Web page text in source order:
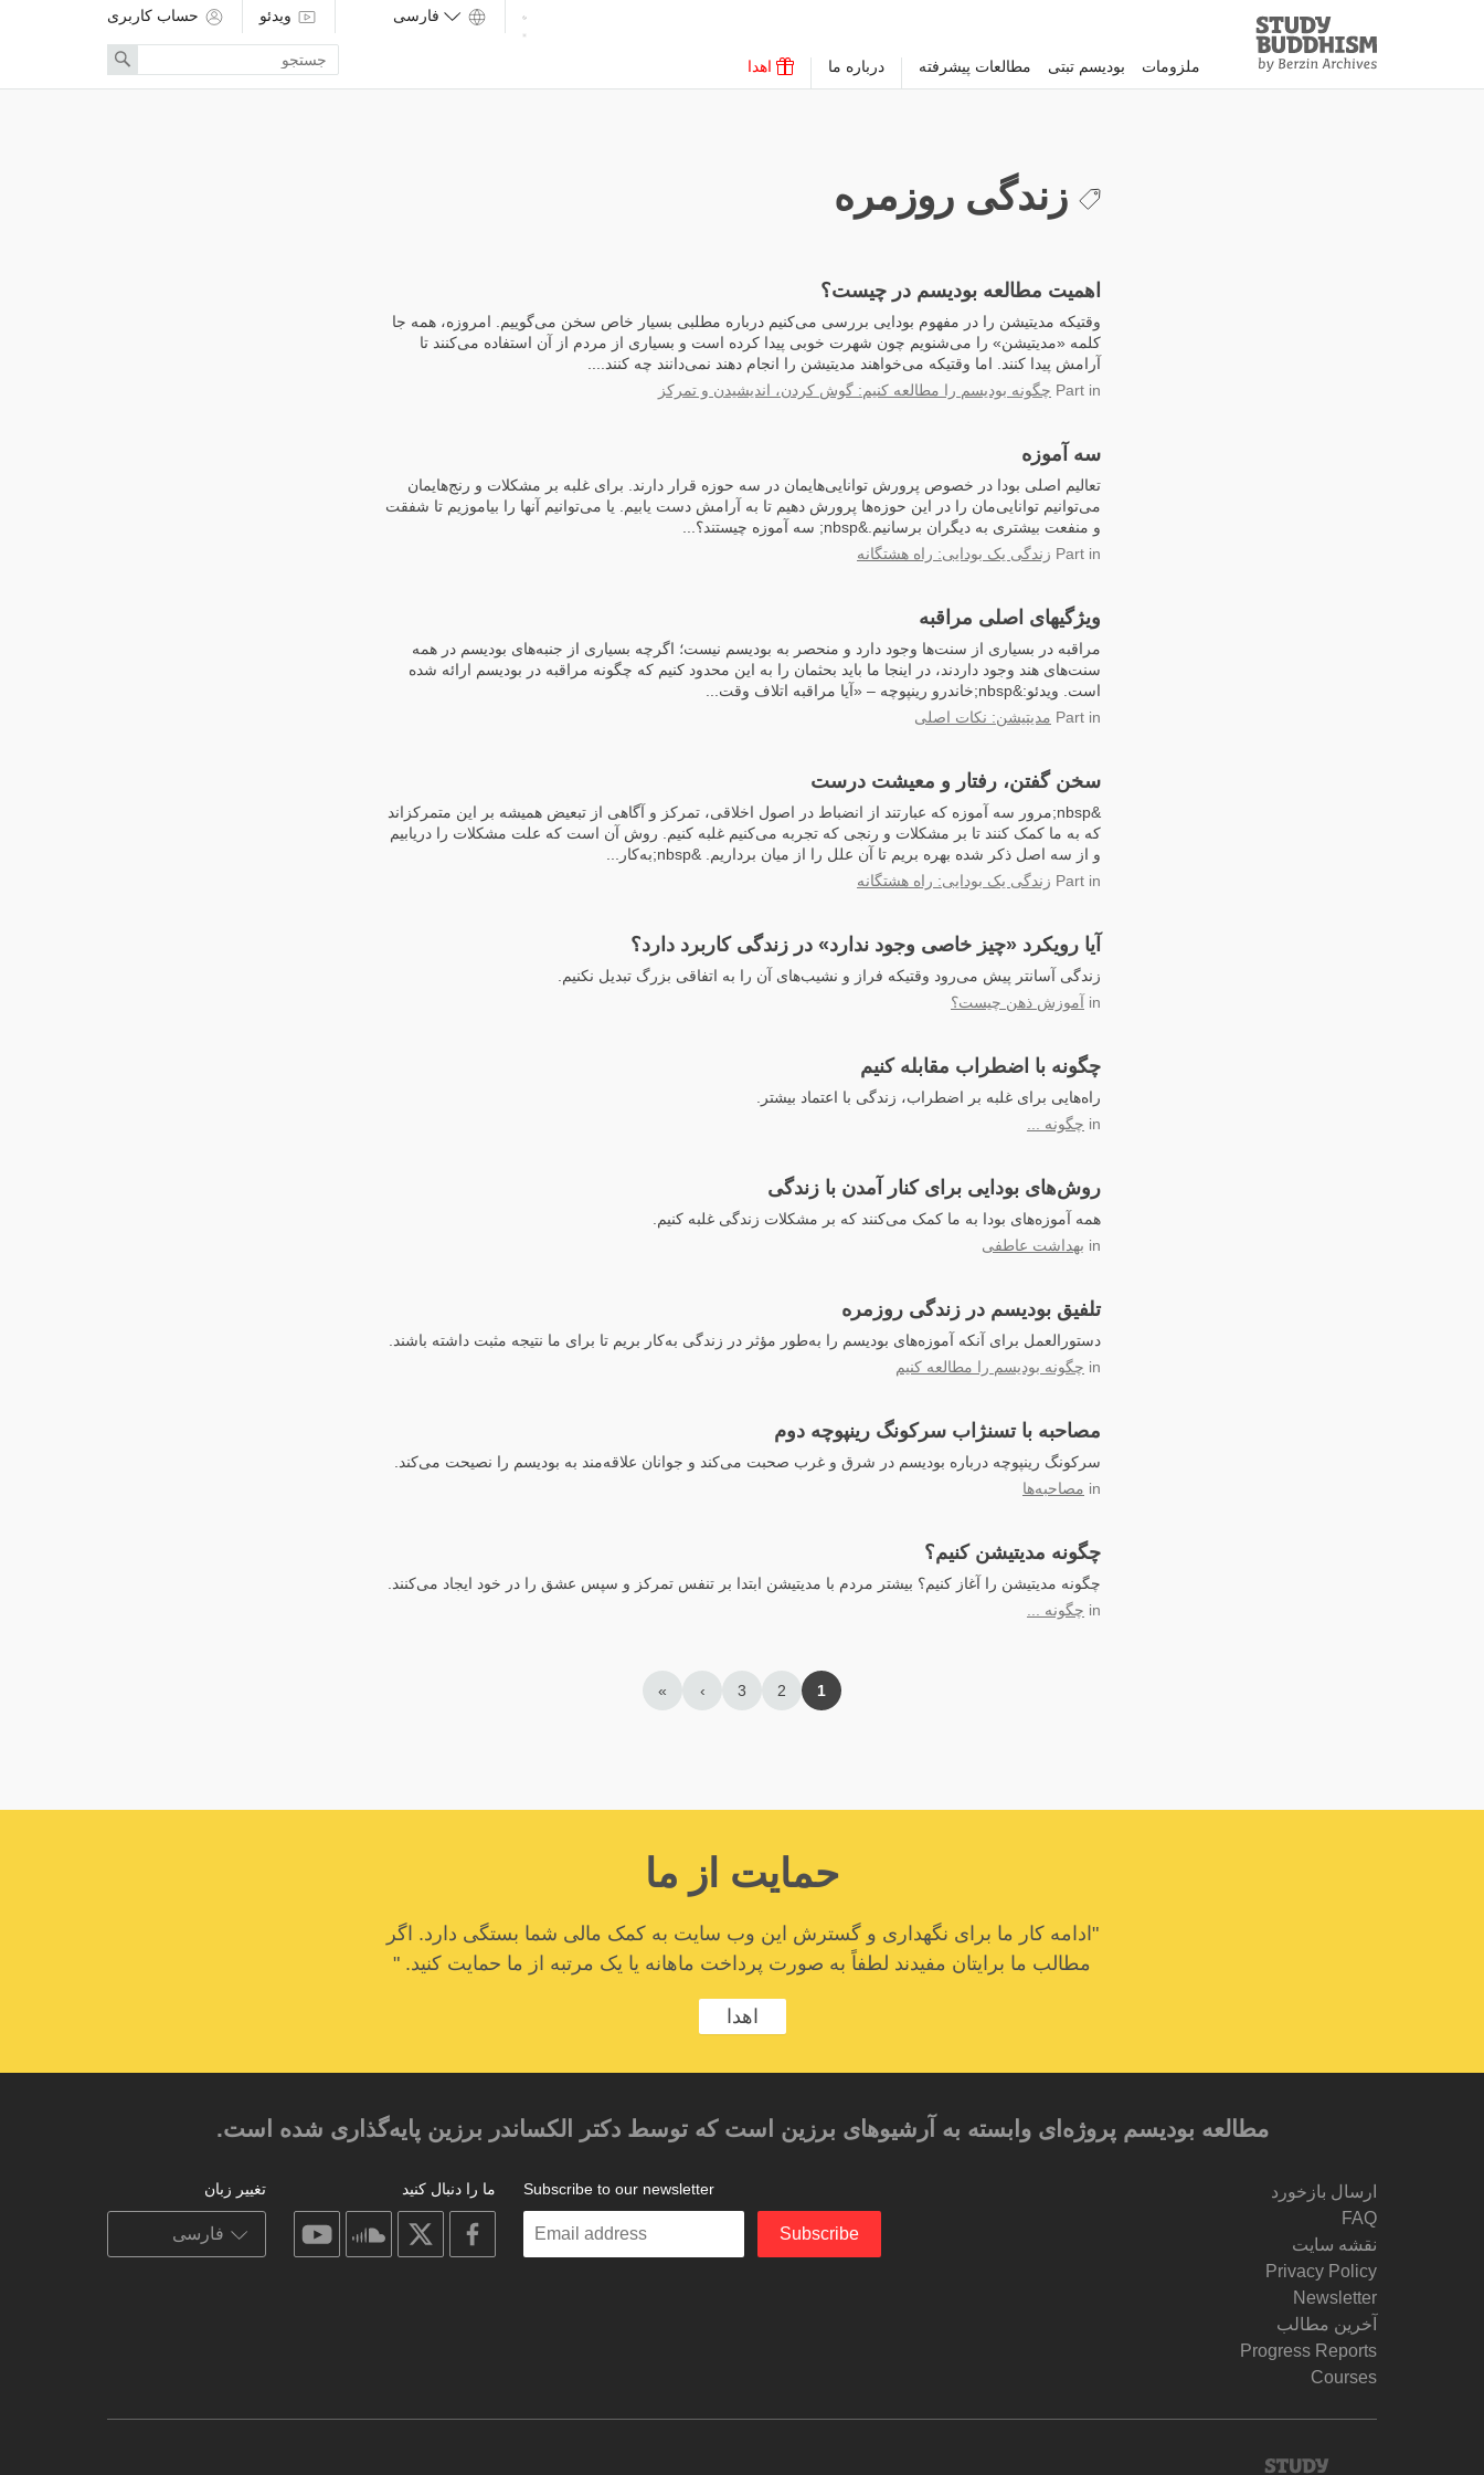
Study
Buddhism
Home
ملزومات بودیسم تبتی مطالعات پیشرفته درباره ما اهدا
ویدئو حساب کاربری
search
term
Search
زندگی روزمره
اهمیت مطالعه بودیسم در چیست؟
وقتیکه مدیتیشن را در مفهوم بودایی بررسی می‌کنیم درباره مطلبی بسیار خاص سخن می‌گوییم. امروزه، همه جا
کلمه «مدیتیشن» را می‌شنویم چون شهرت خوبی پیدا کرده است و بسیاری از مردم از آن استفاده می‌کنند تا
آرامش پیدا کنند. اما وقتیکه می‌خواهند مدیتیشن را انجام دهند نمی‌دانند چه کنند....
Part in چگونه بودیسم را مطالعه کنیم: گوش کردن، اندیشیدن و تمرکز
سه آموزه
تعالیم اصلی بودا در خصوص پرورش توانایی‌هایمان در سه حوزه قرار دارند. برای غلبه بر مشکلات و رنج‌هایمان
می‌توانیم توانایی‌مان را در این حوزه‌ها پرورش دهیم تا به آرامش دست یابیم. یا می‌توانیم آنها را بیاموزیم تا شفقت
و منفعت بیشتری به دیگران برسانیم.&nbsp; سه آموزه چیستند؟...
Part in زندگی یک بودایی: راه هشتگانه
ویژگیهای اصلی مراقبه
مراقبه در بسیاری از سنت‌ها وجود دارد و منحصر به بودیسم نیست؛ اگرچه بسیاری از جنبه‌های بودیسم در همه
سنت‌های هند وجود داردند، در اینجا ما باید بحثمان را به این محدود کنیم که چگونه مراقبه در بودیسم ارائه شده
است. ویدئو:&nbsp;خاندرو رینپوچه – «آیا مراقبه اتلاف وقت...
Part in مدیتیشن: نکات اصلی
سخن گفتن، رفتار و معیشت درست
&nbsp;مرور سه آموزه که عبارتند از انضباط در اصول اخلاقی، تمرکز و آگاهی از تبعیض همیشه بر این متمرکزاند
که به ما کمک کنند تا بر مشکلات و رنجی که تجربه می‌کنیم غلبه کنیم. روش آن است که علت مشکلات را دریابیم
و از سه اصل ذکر شده بهره بریم تا آن علل را از میان برداریم. &nbsp;به‌کار...
Part in زندگی یک بودایی: راه هشتگانه
آیا رویکرد «چیز خاصی وجود ندارد» در زندگی کاربرد دارد؟
زندگی آسانتر پیش می‌رود وقتیکه فراز و نشیب‌های آن را به اتفاقی بزرگ تبدیل نکنیم.
in آموزش ذهن چیست؟
چگونه با اضطراب مقابله کنیم
راه‌هایی برای غلبه بر اضطراب، زندگی با اعتماد بیشتر.
in چگونه ...
روش‌های بودایی برای کنار آمدن با زندگی
همه آموزه‌های بودا به ما کمک می‌کنند که بر مشکلات زندگی غلبه کنیم.
in بهداشت عاطفی
تلفیق بودیسم در زندگی روزمره
دستورالعمل برای آنکه آموزه‌های بودیسم را به‌طور مؤثر در زندگی به‌کار بریم تا برای ما نتیجه مثبت داشته باشند.
in چگونه بودیسم را مطالعه کنیم
مصاحبه با تسنژاب سرکونگ رینپوچه دوم
سرکونگ رینپوچه درباره بودیسم در شرق و غرب صحبت می‌کند و جوانان علاقه‌مند به بودیسم را نصیحت می‌کند.
in مصاحبه‌ها
چگونه مدیتیشن کنیم؟
چگونه مدیتیشن را آغاز کنیم؟ بیشتر مردم با مدیتیشن ابتدا بر تنفس تمرکز و سپس عشق را در خود ایجاد می‌کنند.
in چگونه ...
1
2
3
›
»
حمایت از ما
"ادامه کار ما برای نگهداری و گسترش این وب سایت به کمک مالی شما بستگی دارد. اگر
مطالب ما برایتان مفیدند لطفاً به صورت پرداخت ماهانه یا یک مرتبه از ما حمایت کنید. "
اهدا
مطالعه بودیسم پروژه‌ای وابسته به آرشیوهای برزین است که توسط دکتر الکساندر برزین پایه‌گذاری شده است.
ارسال بازخورد
FAQ
نقشه سایت
Privacy Policy
Newsletter
آخرین مطالب
Progress Reports
Courses
تغییر زبان
ما را دنبال کنید
facebook
soundcloud
youtube
Subscribe to our newsletter
Enter
Subscribe